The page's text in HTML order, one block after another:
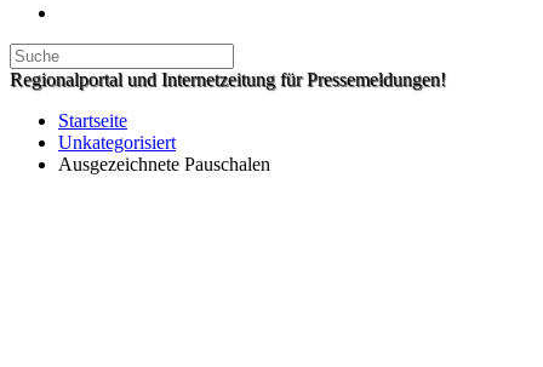
Regionalportal und Internetzeitung für Pressemeldungen!
Startseite
Unkategorisiert
Ausgezeichnete Pauschalen